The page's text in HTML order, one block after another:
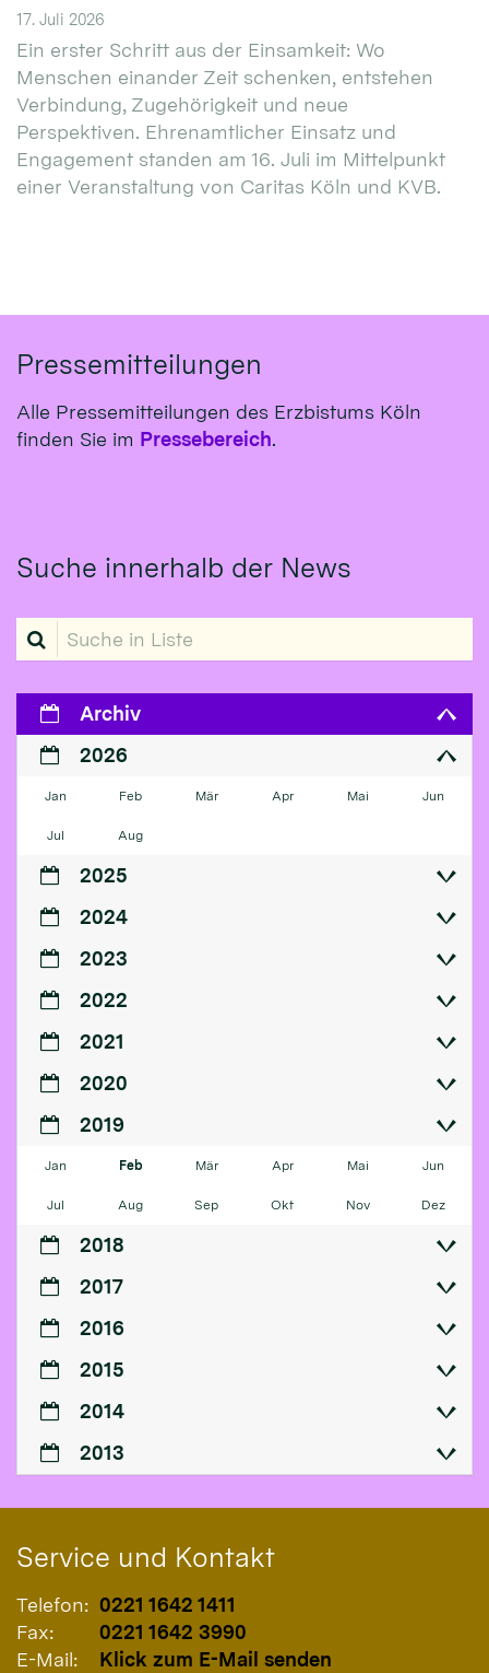
17. Juli 2026
Ein erster Schritt aus der Einsamkeit: Wo
Menschen einander Zeit schenken, entstehen
Verbindung, Zugehörigkeit und neue
Perspektiven. Ehrenamtlicher Einsatz und
Engagement standen am 16. Juli im Mittelpunkt
einer Veranstaltung von Caritas Köln und KVB.
Pressemitteilungen
Alle Pressemitteilungen des Erzbistums Köln
finden Sie im Pressebereich.
Suche innerhalb der News
Suche in Liste
Archiv
2026
Jan Feb Mär Apr Mai Jun
Jul Aug
2025
2024
2023
2022
2021
2020
2019
Jan Feb Mär Apr Mai Jun
Jul Aug Sep Okt Nov Dez
2018
2017
2016
2015
2014
2013
Service und Kontakt
Telefon: 0221 1642 1411
Fax:
0221 1642 3990
E-Mail:
Klick zum E-Mail senden